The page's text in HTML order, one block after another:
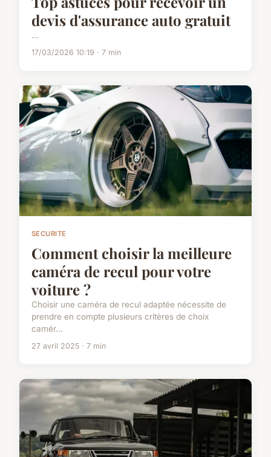
devis d'assurance auto gratuit
...
17/03/2026 10:19 · 7 min
SECURITE
Comment choisir la meilleure
caméra de recul pour votre
voiture ?
Choisir une caméra de recul adaptée nécessite de
prendre en compte plusieurs critères de choix
camér...
27 avril 2025 · 7 min